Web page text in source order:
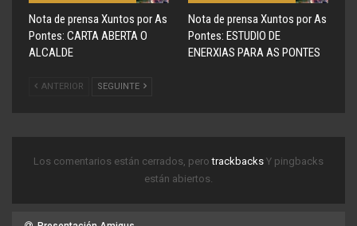
Nota de prensa Xuntos por As
Pontes: CARTA ABERTA O
ALCALDE
Nota de prensa Xuntos por As
Pontes: ESTUDIO DE
ENERXIAS PARA AS PONTES
ANTERIOR SEGUINTE
Los comentarios están cerrados, perotrackbacks Y pingbacks
están abiertos.